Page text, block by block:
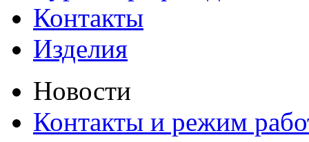
Контакты
Изделия
Новости
Контакты и режим